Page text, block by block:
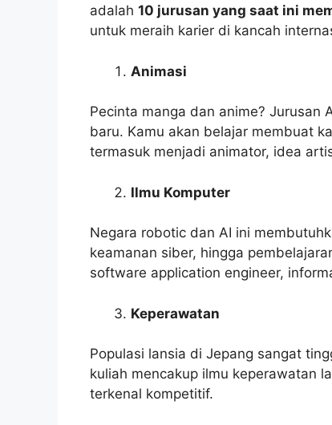
adalah 10 jurusan yang saat ini
untuk meraih karier di kancah
Animasi
Pecinta manga dan anime? Jurusan
baru. Kamu akan belajar membuat
termasuk menjadi animator, idea
Ilmu Komputer
Negara robotic dan AI ini
keamanan siber, hingga
software application engineer,
Keperawatan
Populasi lansia di Jepang sangat
kuliah mencakup ilmu keperawatan
terkenal kompetitif.